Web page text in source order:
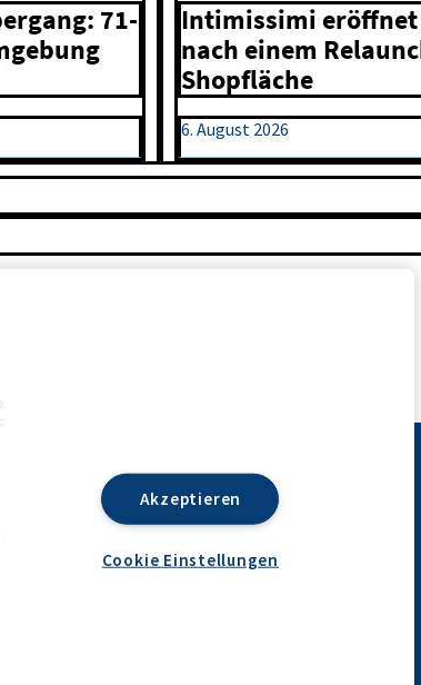
71-
Intimissimi eröffnet
nach einem
Shopfläche
6. August 2026
Akzeptieren
Cookie Einstellungen